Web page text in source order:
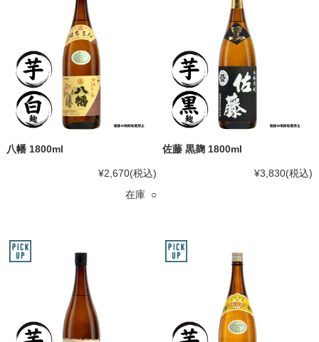
八幡 1800ml
¥2,670(税込)
在庫 ○
佐藤 黒麹 1800ml
¥3,830(税込)